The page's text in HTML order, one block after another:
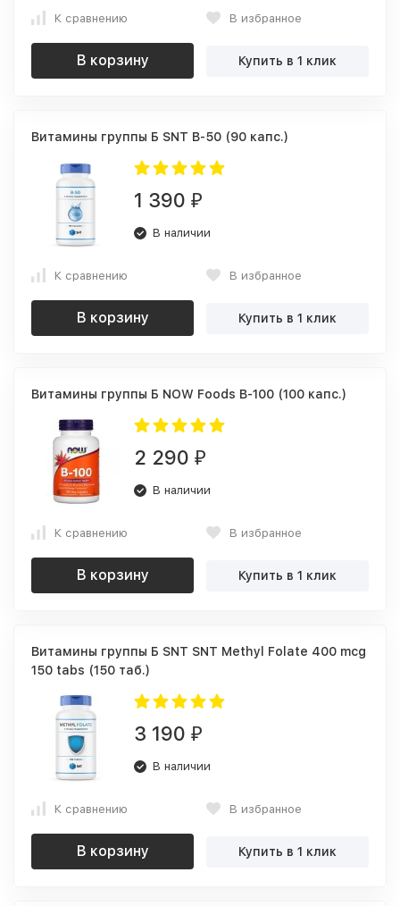
К сравнению В избранное
В корзину Купить в 1 клик
Витамины группы Б SNT B-50 (90 капс.)
1 390 ₽
В наличии
К сравнению В избранное
В корзину Купить в 1 клик
Витамины группы Б NOW Foods B-100 (100 капс.)
2 290 ₽
В наличии
К сравнению В избранное
В корзину Купить в 1 клик
Витамины группы Б SNT SNT Methyl Folate 400 mcg
150 tabs (150 таб.)
3 190 ₽
В наличии
К сравнению В избранное
В корзину Купить в 1 клик